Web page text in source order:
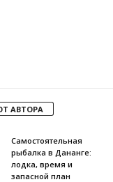
АВТОРА
Самостоятельная
рыбалка в Дананге:
лодка, время и
запасной план